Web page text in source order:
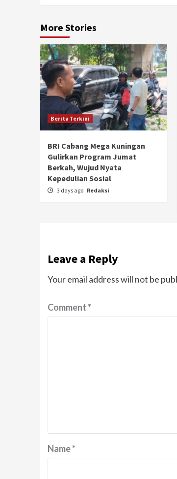
More Stories
Berita Terkini
BRI Cabang Mega Kuningan
Gulirkan Program Jumat
Berkah, Wujud Nyata
Kepedulian Sosial
3 days ago Redaksi
Leave a Reply
Your email address will not be
Comment*
Name*